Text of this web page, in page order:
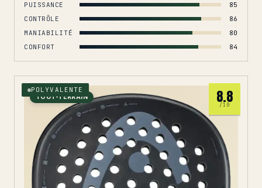
PUISSANCE
85
CONTRÔLE
86
MANIABILITÉ
80
CONFORT
84
TOUT-TERRAIN
POLYVALENTE 8.8
/10